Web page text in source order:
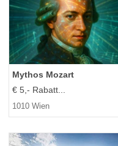
Mythos Mozart
€ 5,- Rabatt...
1010 Wien